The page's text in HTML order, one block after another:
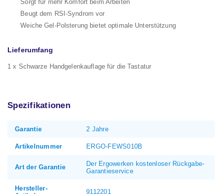
Sorgt für mehr Komfort beim Arbeiten
Beugt dem RSI-Syndrom vor
Weiche Gel-Polsterung bietet optimale Unterstützung
Lieferumfang
1 x Schwarze Handgelenkauflage für die Tastatur
Spezifikationen
Garantie 2 Jahre
Artikelnummer ERGO-FEWS010B
Art der Garantie
Der Ergowerken kostenloser Rückgabe-
Garantieservice
Hersteller-
9112201